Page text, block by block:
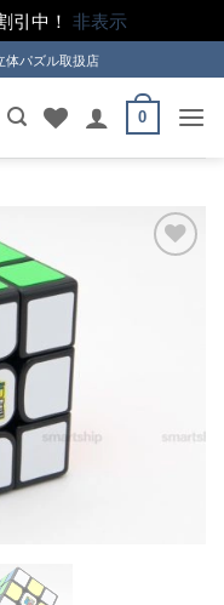
引中！ 非表示
体パズル取扱店
0